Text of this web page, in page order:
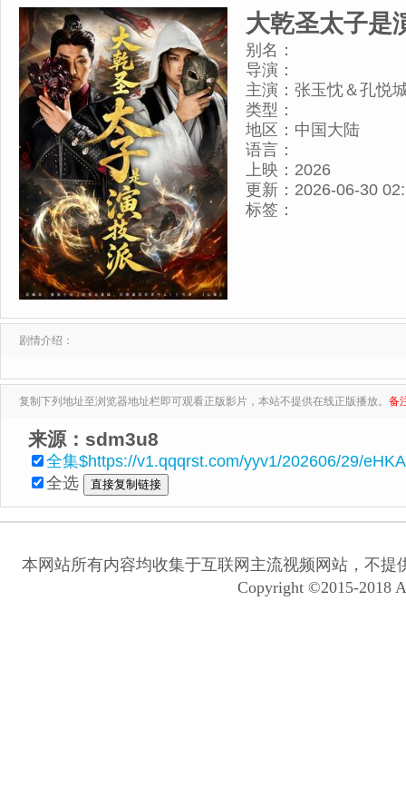
大乾圣太子是
别名：
导演：
主演： 张玉忱＆孔悦
类型：
地区： 中国大陆
语言：
上映： 2026
更新： 2026-06-30
标签：
剧情介绍：
复制下列地址至浏览器地址栏即可观看正版影片，本站不提供在线正版播放。 备
来源：sdm3u8
全集$https://v1.qqqrst.com/yyv1/202606/29/
全选
本网站所有内容均收集于互联网主流视频网站，不
Copyright ©2015-2018